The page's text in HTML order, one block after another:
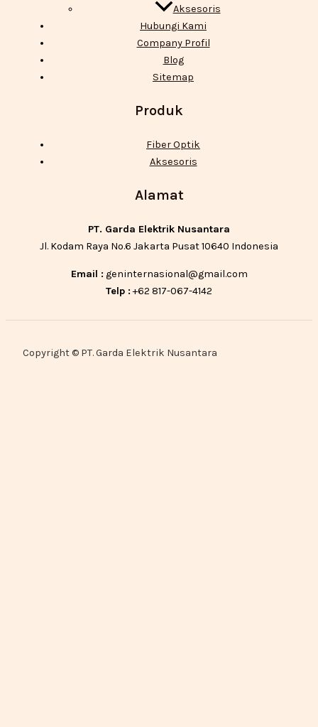
Aksesoris
Hubungi Kami
Company Profil
Blog
Sitemap
Produk
Fiber Optik
Aksesoris
Alamat
PT. Garda Elektrik Nusantara
Jl. Kodam Raya No.6 Jakarta Pusat 10640 Indonesia
Email : geninternasional@gmail.com
Telp :+62 817-067-4142
Copyright © PT. Garda Elektrik Nusantara